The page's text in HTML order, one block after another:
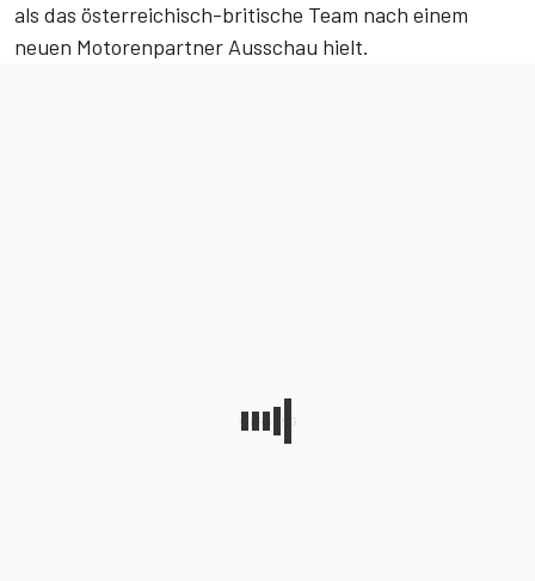
als das österreichisch-britische Team nach einem
neuen Motorenpartner Ausschau hielt.